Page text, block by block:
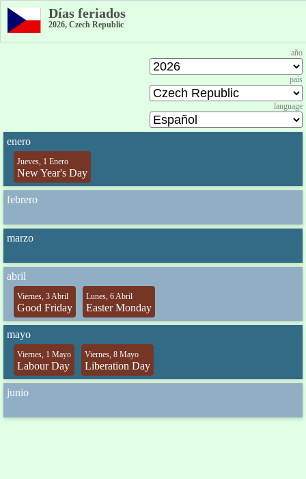
Días feriados
2026, Czech Republic
año
país
language
enero
Jueves, 1 Enero
New Year's Day
febrero
marzo
abril
Viernes, 3 Abril
Good Friday
Lunes, 6 Abril
Easter Monday
mayo
Viernes, 1 Mayo
Labour Day
Viernes, 8 Mayo
Liberation Day
junio